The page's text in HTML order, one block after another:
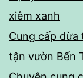
xiêm xanh
Cung cấp dừa
tận vườn Bến